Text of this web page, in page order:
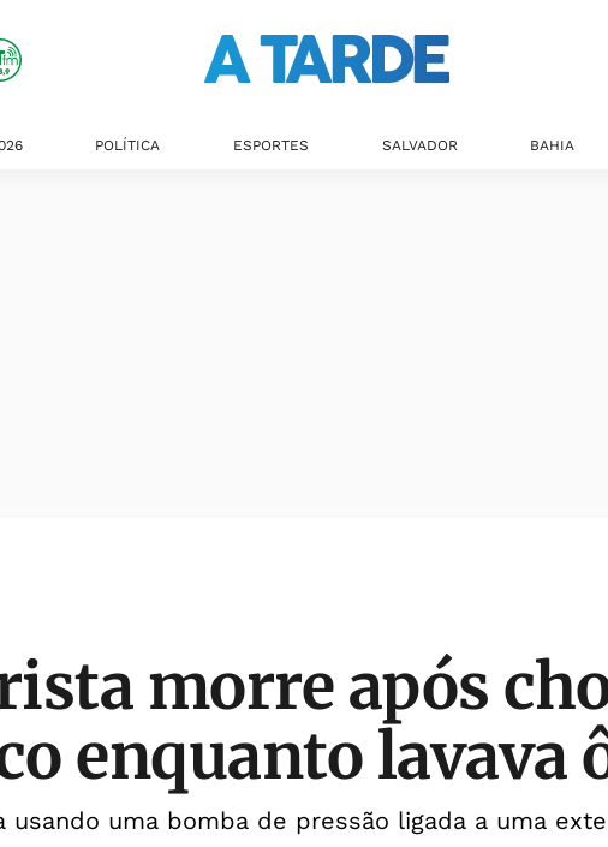
POLÍTICA ESPORTES SALVADOR BAHIA
morre após
enquanto lavava
usando uma bomba de pressão ligada a uma